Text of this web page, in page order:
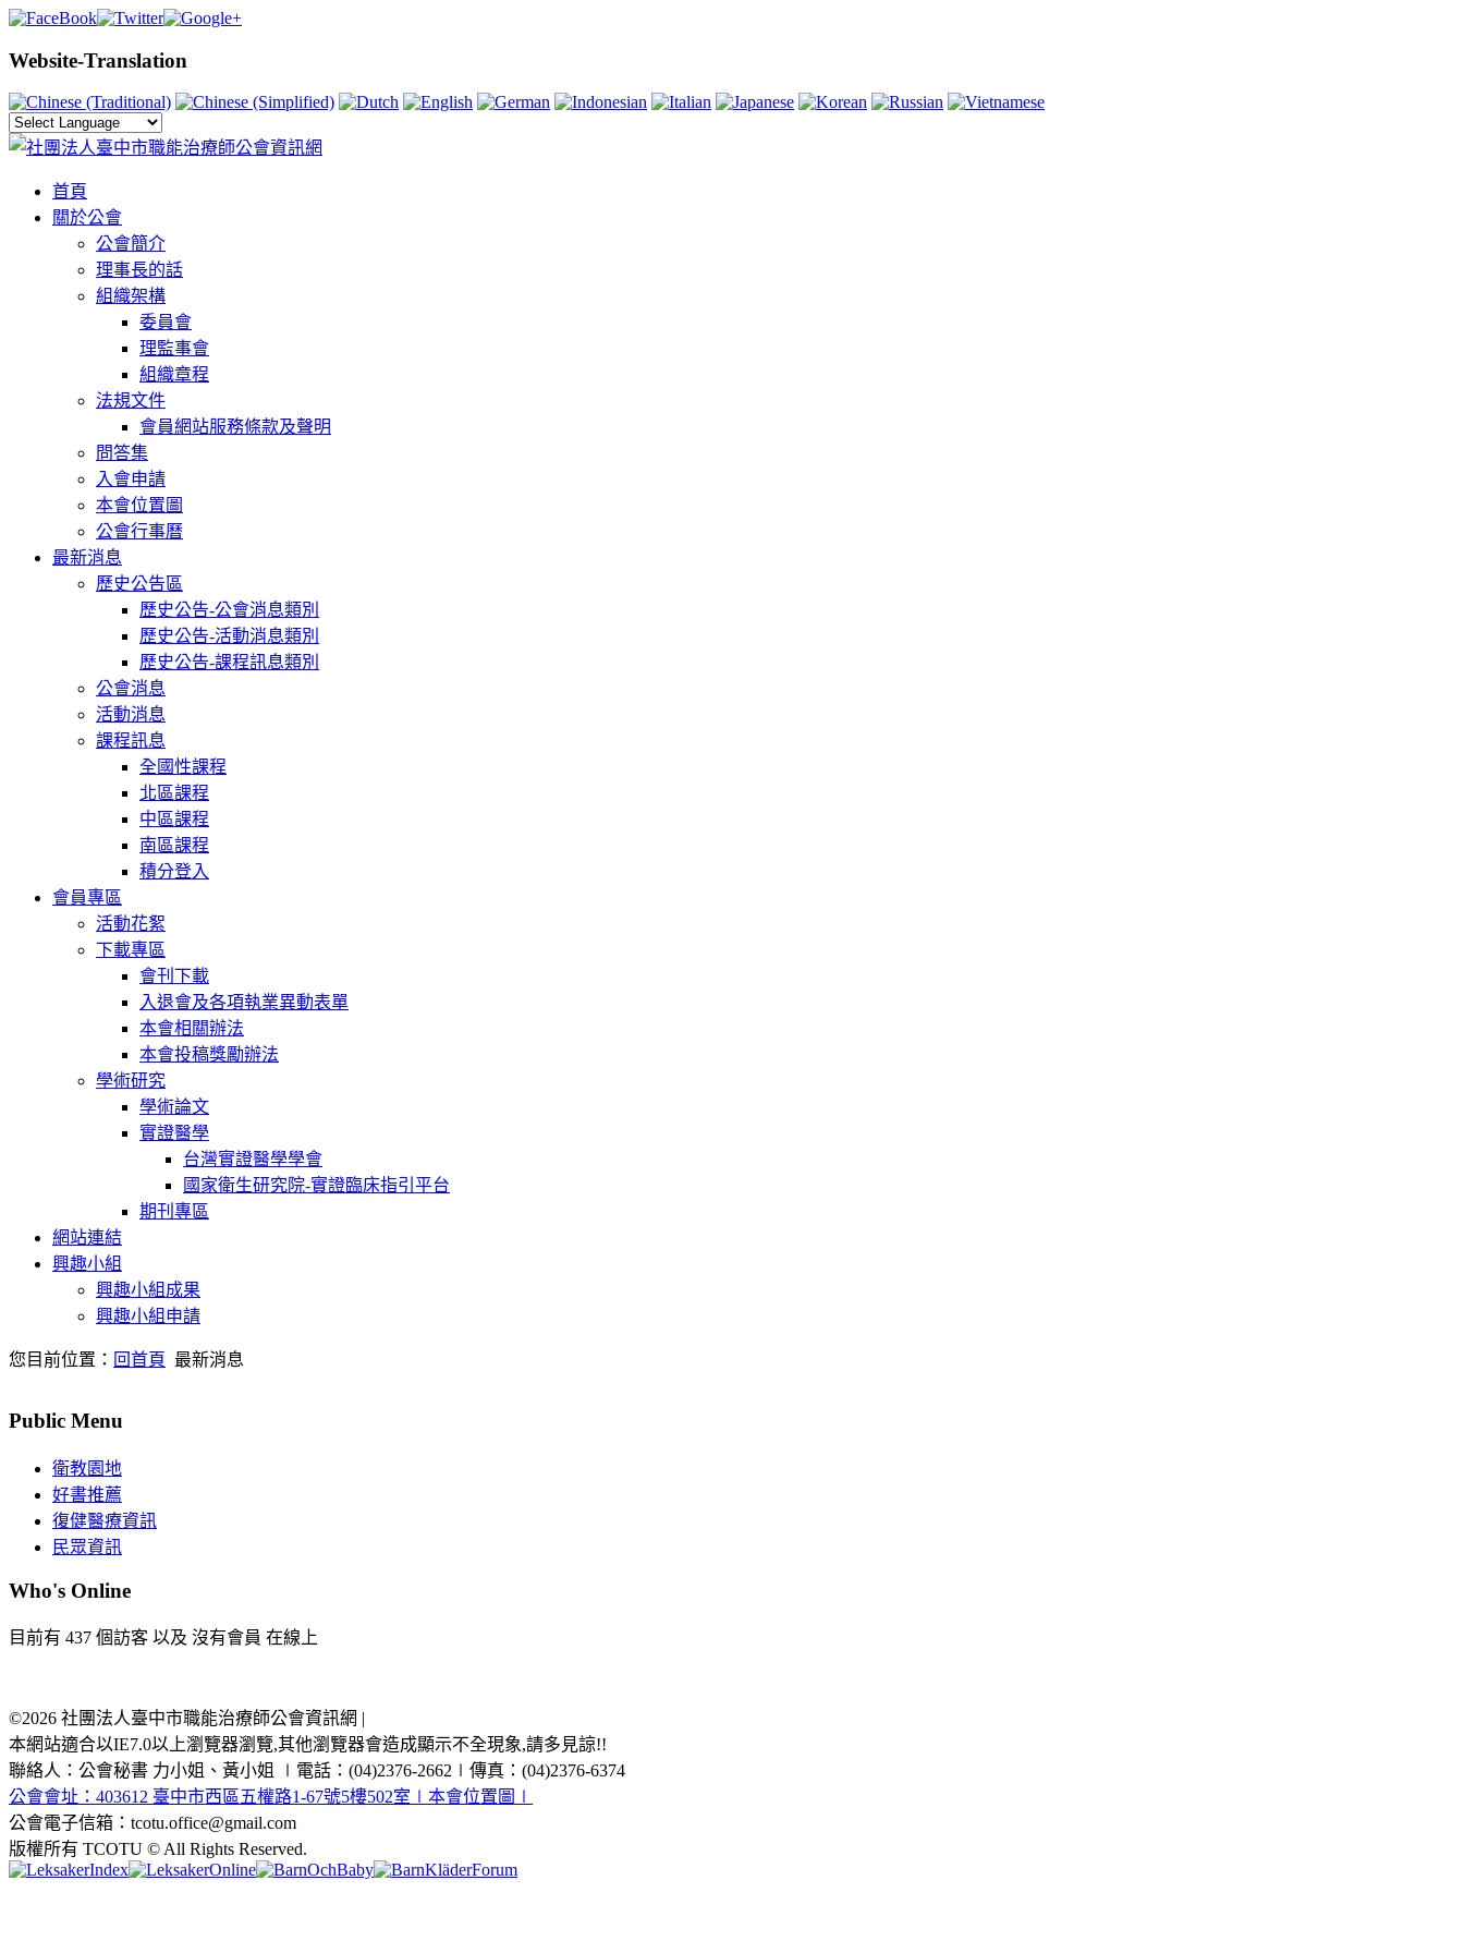
Website-Translation
首頁
關於公會
公會簡介
理事長的話
組織架構
委員會
理監事會
組織章程
法規文件
會員網站服務條款及聲明
問答集
入會申請
本會位置圖
公會行事曆
最新消息
歷史公告區
歷史公告-公會消息類別
歷史公告-活動消息類別
歷史公告-課程訊息類別
公會消息
活動消息
課程訊息
全國性課程
北區課程
中區課程
南區課程
積分登入
會員專區
活動花絮
下載專區
會刊下載
入退會及各項執業異動表單
本會相關辦法
本會投稿獎勵辦法
學術研究
學術論文
實證醫學
台灣實證醫學學會
國家衛生研究院-實證臨床指引平台
期刊專區
網站連結
興趣小組
興趣小組成果
興趣小組申請
您目前位置： 回首頁 最新消息
Public Menu
衛教園地
好書推薦
復健醫療資訊
民眾資訊
Who's Online
目前有 437 個訪客 以及 沒有會員 在線上
©2026 社團法人臺中市職能治療師公會資訊網 |
本網站適合以IE7.0以上瀏覽器瀏覽,其他瀏覽器會造成顯示不全現象,請多見諒!!
聯絡人：公會秘書 力小姐、黃小姐 ∣電話：(04)2376-2662∣傳真：(04)2376-6374
公會會址：403612 臺中市西區五權路1-67號5樓502室∣本會位置圖∣
公會電子信箱：tcotu.office@gmail.com
版權所有 TCOTU © All Rights Reserved.